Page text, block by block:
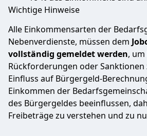
Wichtige Hinweise
Alle Einkommensarten der
Nebenverdienste, müssen dem
vollständig gemeldet werden,
Rückforderungen oder Sanktionen
Einfluss auf Bürgergeld-
Einkommen der
des Bürgergeldes beeinflussen,
Freibeträge zu verstehen und zu